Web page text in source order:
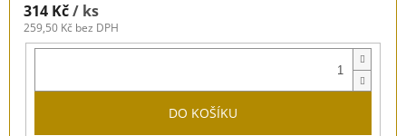
314 Kč/ ks
259,50 Kč bez DPH
DO KOŠÍKU